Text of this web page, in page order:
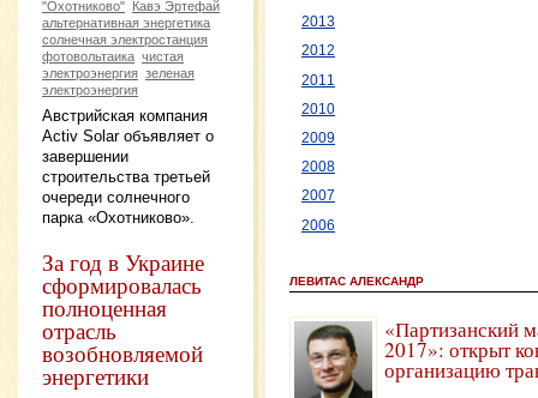
"Охотниково" Кавэ Эртефай
альтернативная энергетика
солнечная электростанция
фотовольтаика чистая
электроэнергия зеленая
электроэнергия
Австрийская компания
Activ Solar объявляет о
завершении
строительства третьей
очереди солнечного
парка «Охотниково».
За год в Украине
сформировалась
полноценная
отрасль
возобновляемой
энергетики
2013
2012
2011
2010
2009
2008
2007
2006
ЛЕВИТАС АЛЕКСАНДР
«Партизанский
2017»: открыт
организацию